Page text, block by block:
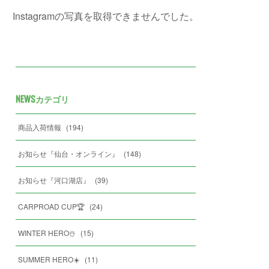
Instagramの写真を取得できませんでした。
NEWSカテゴリ
商品入荷情報 (194)
お知らせ『仙台・オンライン』 (148)
お知らせ『河口湖店』 (39)
CARPROAD CUP🏆 (24)
WINTER HERO☃️ (15)
SUMMER HERO☀️ (11)